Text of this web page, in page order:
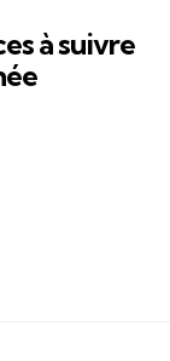
à suivre